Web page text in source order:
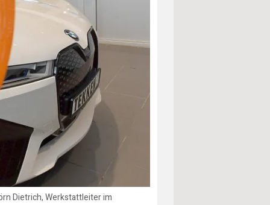
Dietrich, Werkstattleiter im